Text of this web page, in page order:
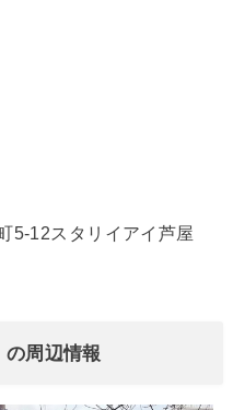
5-12スタリイアイ芦屋
の周辺情報